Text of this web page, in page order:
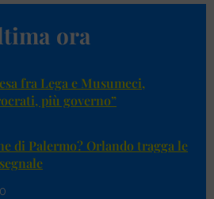
ora
fra Lega e Musumeci,
più governo”
di Palermo? Orlando tragga le